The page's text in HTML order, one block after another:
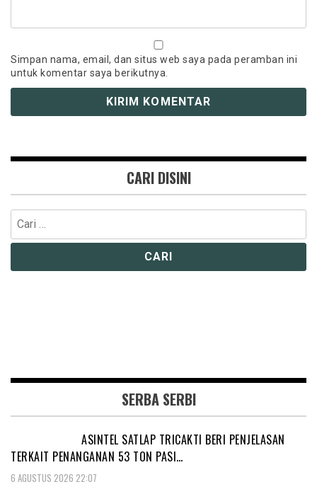
Simpan nama, email, dan situs web saya pada peramban ini
untuk komentar saya berikutnya.
CARI DISINI
Cari
untuk:
SERBA SERBI
ASINTEL SATLAP TRICAKTI BERI PENJELASAN
TERKAIT PENANGANAN 53 TON PASI…
6 AGUSTUS 2026 22:07